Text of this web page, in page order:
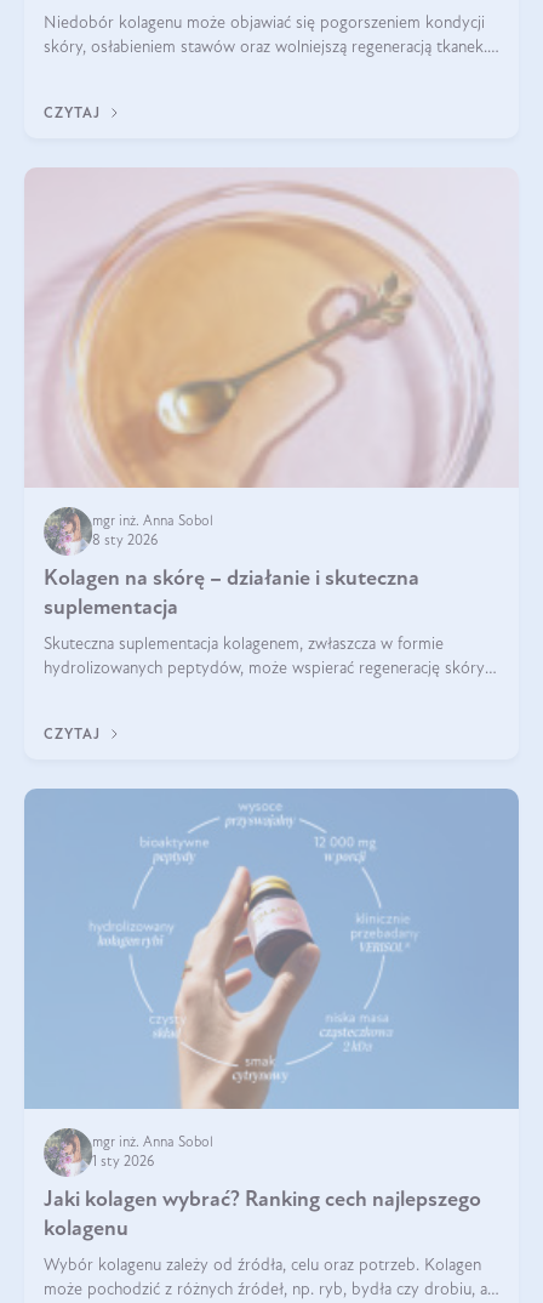
Niedobór kolagenu może objawiać się pogorszeniem kondycji
skóry, osłabieniem stawów oraz wolniejszą regeneracją tkanek.
osłabienie włosów.
CZYTAJ
mgr inż. Anna Sobol
8 sty 2026
Kolagen na skórę – działanie i skuteczna
suplementacja
Skuteczna suplementacja kolagenem, zwłaszcza w formie
hydrolizowanych peptydów, może wspierać regenerację skóry i
CZYTAJ
mgr inż. Anna Sobol
1 sty 2026
Jaki kolagen wybrać? Ranking cech najlepszego
kolagenu
Wybór kolagenu zależy od źródła, celu oraz potrzeb. Kolagen
może pochodzić z różnych źródeł, np. ryb, bydła czy drobiu, a